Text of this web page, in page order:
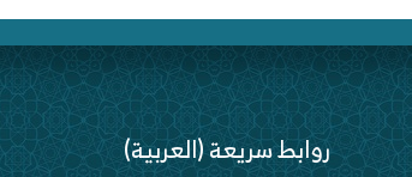
(العربية) روابط سريعة